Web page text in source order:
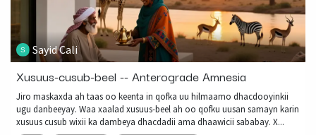
Sayid Cali
Xusuus-cusub-beel -- Anterograde Amnesia
Jiro maskaxda ah taas oo keenta in qofka uu hilmaamo dhacdooyinkii
ugu danbeeyay. Waa xaalad xusuus-beel ah oo qofku uusan samayn karin
xusuus cusub wixii ka dambeya dhacdadii ama dhaawicii sababay. X...